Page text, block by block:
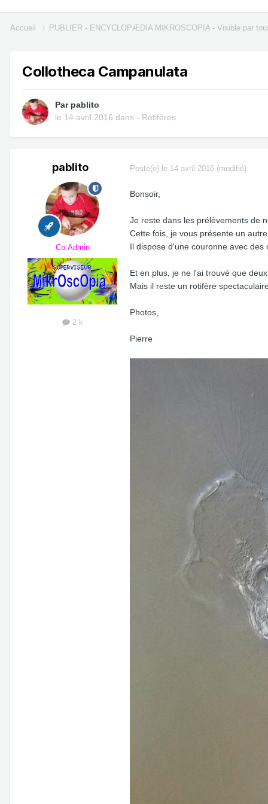
Accueil PUBLIER - ENCYCLOPÆDIA MIKROSCOPIA - Visible par
Collotheca Campanulata
Par pablito
le 14 avril 2016 dans - Rotifères
pablito
Co.Admin
2 k
Posté(e) le 14 avril 2016 (modifié)
Bonsoir,
Je reste dans les prélèvements de
Cette fois, je vous présente un
Il dispose d'une couronne avec
Et en plus, je ne l'ai trouvé que
Mais il reste un rotifère
Photos,
Pierre